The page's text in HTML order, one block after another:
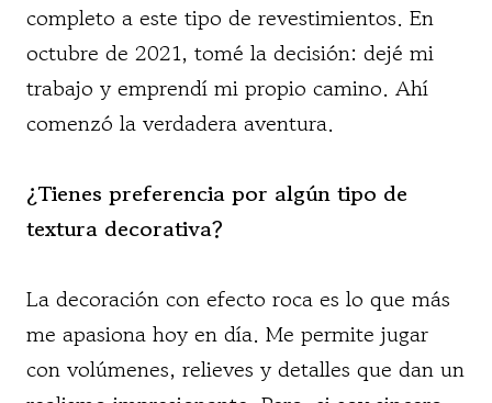
completo a este tipo de revestimientos. En
octubre de 2021, tomé la decisión: dejé mi
trabajo y emprendí mi propio camino. Ahí
comenzó la verdadera aventura.
¿Tienes preferencia por algún tipo de
textura decorativa?
La decoración con efecto roca es lo que más
me apasiona hoy en día. Me permite jugar
con volúmenes, relieves y detalles que dan un